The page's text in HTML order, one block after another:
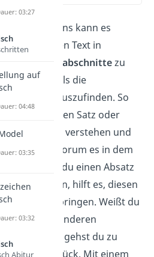
des Lesens kann es
helfen, den Text in
Sinnabschnittezu
und jeweils die
herauszufinden. So
du nicht jeden Satz oder
Wort einzeln verstehen und
trotzdem, worum es in dem
geht. Solltest du einen Absatz
verstehen, hilft es, diesen
zu überspringen. Weißt du
was in den anderen
steht, gehst du zu
Absatz zurück. Mit einem
03:27
auf
04:48
03:35
03:32
Abitur